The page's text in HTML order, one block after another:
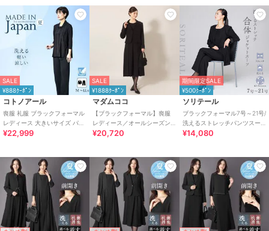
SALE
¥888ｸｰﾎﾟﾝ
コトノアール
喪服 礼服 ブラックフォーマル
レディース 大きいサイズ パン
ツ 夏 夏物 夏用 洗える 日本製
¥22,999
SALE
¥1888ｸｰﾎﾟﾝ
マダムココ
【ブラックフォーマル】喪服
レディース／オールシーズン
対応／礼服／大きいサイズ
¥20,720
期間限定SALE
¥500ｸｰﾎﾟﾝ
ソリテール
ブラックフォーマル7号～21号/
洗えるストレッチパンツスー
ツ/２点セット/喪服/卒業式/卒
¥14,080